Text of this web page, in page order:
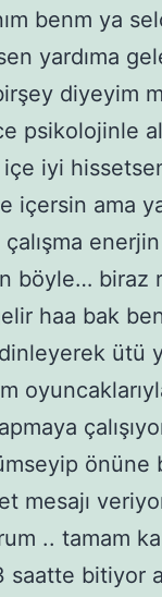
benm ya
yardıma
diyeyim
psikolojinle
iyi
içersin ama
çalışma
böyle… biraz
haa bak
ütü
önüne
mesajı
.. tamam
saatte bitiyor